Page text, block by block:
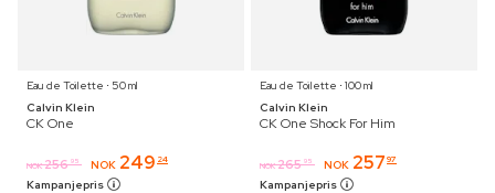
Eau de Toilette ⋅ 50 ml
Calvin Klein
CK One
NOK 256 95 NOK 249 24
Kampanjepris
Eau de Toilette ⋅ 100 ml
Calvin Klein
CK One Shock For Him
NOK 265 95 NOK 257 97
Kampanjepris